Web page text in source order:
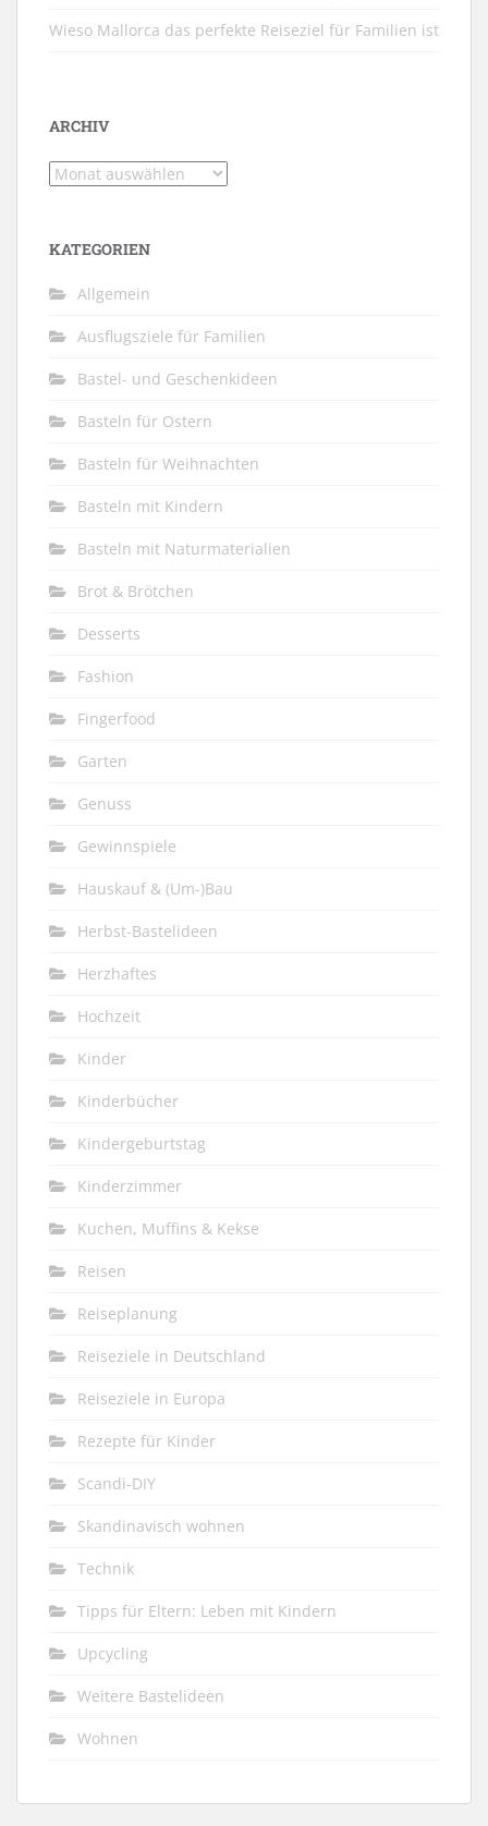
Wieso Mallorca das perfekte Reiseziel für Familien ist
ARCHIV
Archiv
KATEGORIEN
Allgemein
Ausflugsziele für Familien
Bastel- und Geschenkideen
Basteln für Ostern
Basteln für Weihnachten
Basteln mit Kindern
Basteln mit Naturmaterialien
Brot & Brötchen
Desserts
Fashion
Fingerfood
Garten
Genuss
Gewinnspiele
Hauskauf & (Um-)Bau
Herbst-Bastelideen
Herzhaftes
Hochzeit
Kinder
Kinderbücher
Kindergeburtstag
Kinderzimmer
Kuchen, Muffins & Kekse
Reisen
Reiseplanung
Reiseziele in Deutschland
Reiseziele in Europa
Rezepte für Kinder
Scandi-DIY
Skandinavisch wohnen
Technik
Tipps für Eltern: Leben mit Kindern
Upcycling
Weitere Bastelideen
Wohnen